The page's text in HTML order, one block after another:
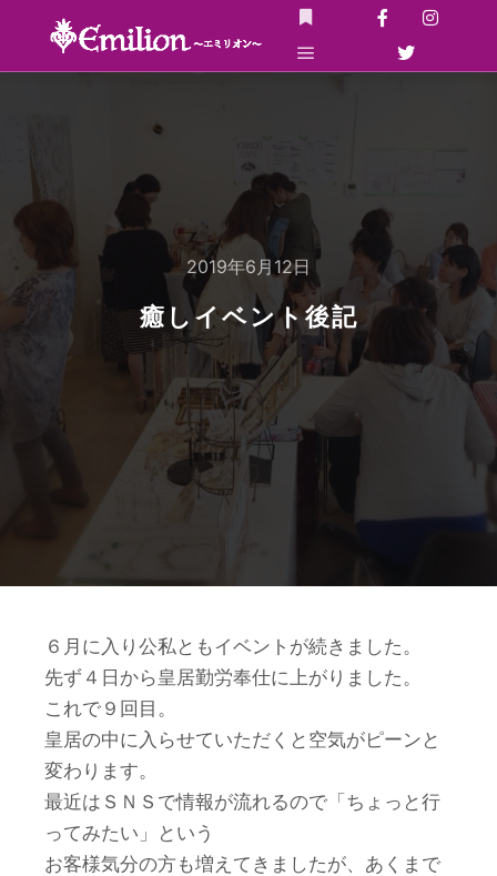
詳細
2019年6月12日
癒しイベント後記
６月に入り公私ともイベントが続きました。
先ず４日から皇居勤労奉仕に上がりました。
これで９回目。
皇居の中に入らせていただくと空気がピーンと
変わります。
最近はＳＮＳで情報が流れるので「ちょっと行
ってみたい」という
お客様気分の方も増えてきましたが、あくまで